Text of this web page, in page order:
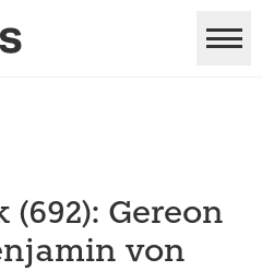
Gereon
von